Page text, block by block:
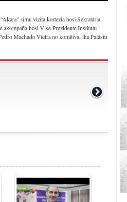
simu vizita kortezia hosi Sekratária
akompaña hosi Vise-Prezidente Institutu
Machado Vieira no komitiva, iha Palásiu